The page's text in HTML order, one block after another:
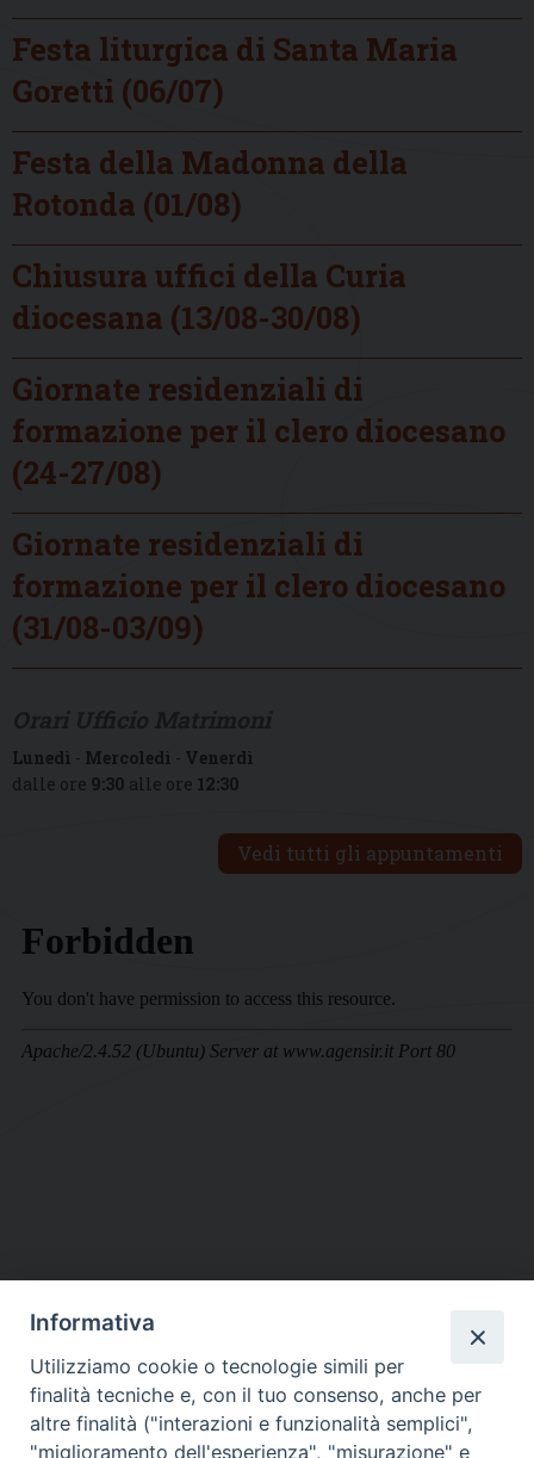
Festa liturgica di Santa Maria
Goretti (06/07)
Festa della Madonna della
Rotonda (01/08)
Chiusura uffici della Curia
diocesana (13/08-30/08)
Giornate residenziali di
formazione per il clero diocesano
(24-27/08)
Giornate residenziali di
formazione per il clero diocesano
(31/08-03/09)
Lunedì - Mercoledì - Venerdì
dalle ore 9:30 alle ore 12:30
Vedi tutti gli appuntamenti
DIOCESI SUBURBICARIA DI ALBANO
Contatti:Tel.: 06.93268401 - Fax.: 06.9323844
E-mail:curia@diocesidialbano.it
Informativa
Utilizziamo cookie o tecnologie simili per
finalità tecniche e, con il tuo consenso, anche per
altre finalità ("interazioni e funzionalità semplici",
"miglioramento dell'esperienza", "misurazione" e